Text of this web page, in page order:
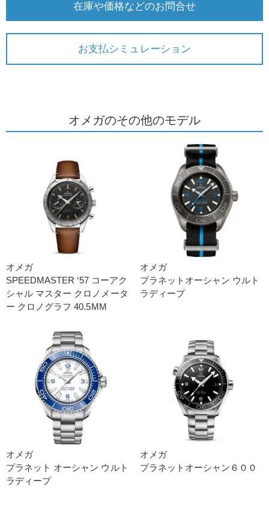
在庫や価格などのお問合せ
お支払シミュレーション
オメガのその他のモデル
オメガ
SPEEDMASTER ‘5 7 コーアク
シャル マスター クロノメータ
ー クロノグラフ 40.5M M
オメガ
プラネットオーシャン ウルト
ラディープ
オメガ
プラネット オーシャン ウルト
ラディープ
オメガ
プラネットオーシャン６００